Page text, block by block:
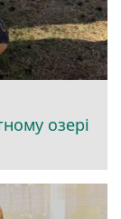
озері